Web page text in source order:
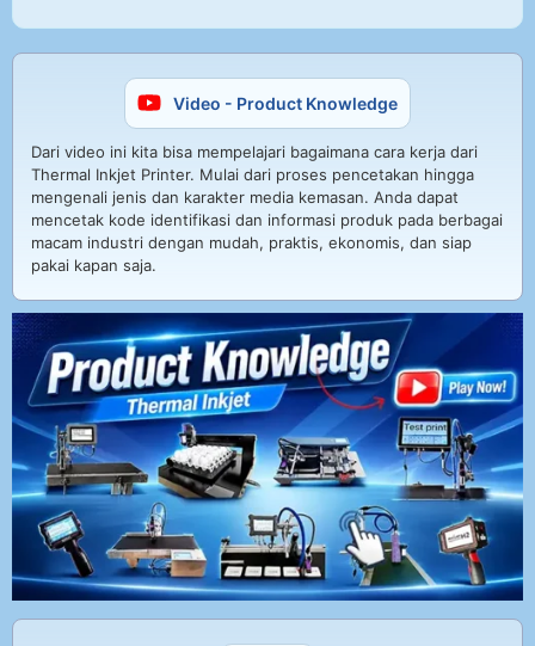
Video - Product Knowledge
Dari video ini kita bisa mempelajari bagaimana cara kerja dari
Thermal Inkjet Printer. Mulai dari proses pencetakan hingga
mengenali jenis dan karakter media kemasan. Anda dapat
mencetak kode identifikasi dan informasi produk pada berbagai
macam industri dengan mudah, praktis, ekonomis, dan siap
pakai kapan saja.